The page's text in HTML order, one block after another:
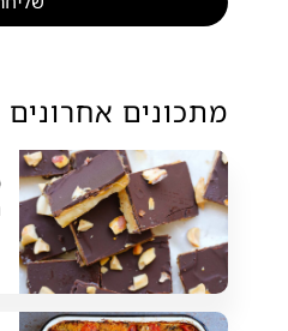
מתכונים אחרונים